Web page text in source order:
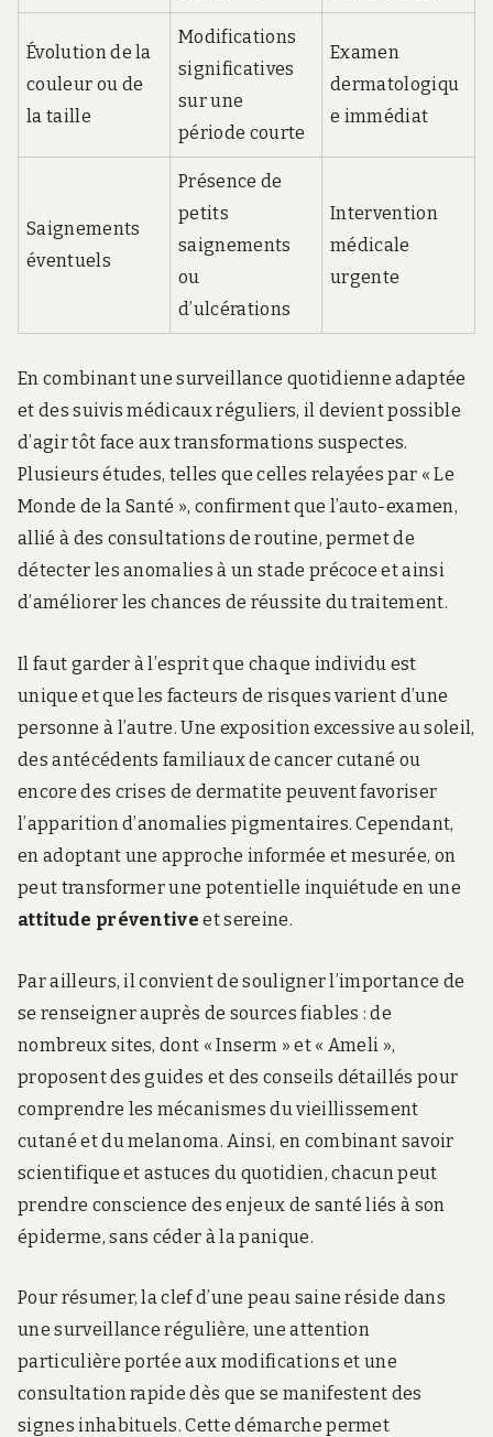
Évolution de la
couleur ou de
la taille
Modifications
significatives
sur une
période courte
Examen
dermatologiqu
e immédiat
Saignements
éventuels
Présence de
petits
saignements
ou
d’ulcérations
Intervention
médicale
urgente
En combinant une surveillance quotidienne adaptée
et des suivis médicaux réguliers, il devient possible
d’agir tôt face aux transformations suspectes.
Plusieurs études, telles que celles relayées par « Le
Monde de la Santé », confirment que l’auto-examen,
allié à des consultations de routine, permet de
détecter les anomalies à un stade précoce et ainsi
d’améliorer les chances de réussite du traitement.
Il faut garder à l’esprit que chaque individu est
unique et que les facteurs de risques varient d’une
personne à l’autre. Une exposition excessive au soleil,
des antécédents familiaux de cancer cutané ou
encore des crises de dermatite peuvent favoriser
l’apparition d’anomalies pigmentaires. Cependant,
en adoptant une approche informée et mesurée, on
peut transformer une potentielle inquiétude en une
attitude préventive et sereine.
Par ailleurs, il convient de souligner l’importance de
se renseigner auprès de sources fiables : de
nombreux sites, dont « Inserm » et « Ameli »,
proposent des guides et des conseils détaillés pour
comprendre les mécanismes du vieillissement
cutané et du melanoma. Ainsi, en combinant savoir
scientifique et astuces du quotidien, chacun peut
prendre conscience des enjeux de santé liés à son
épiderme, sans céder à la panique.
Pour résumer, la clef d’une peau saine réside dans
une surveillance régulière, une attention
particulière portée aux modifications et une
consultation rapide dès que se manifestent des
signes inhabituels. Cette démarche permet